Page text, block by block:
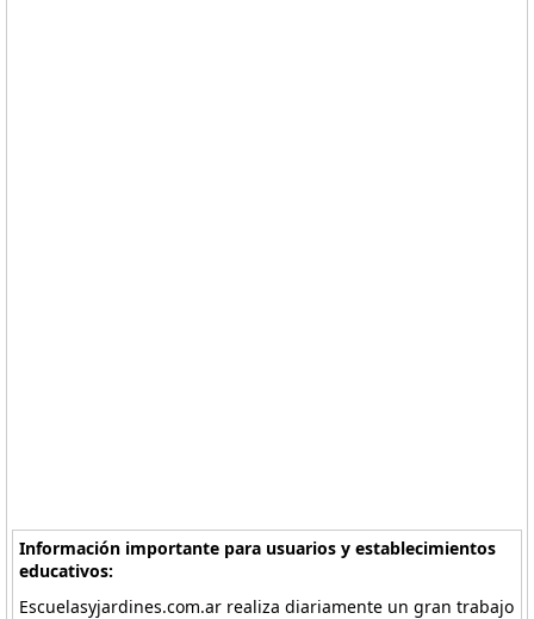
Información importante para usuarios y establecimientos
educativos:
Escuelasyjardines.com.ar realiza diariamente un gran trabajo